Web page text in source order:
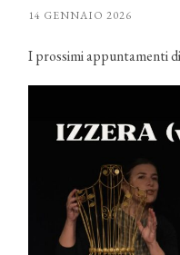
14 GENNAIO 2026
I prossimi appuntamenti